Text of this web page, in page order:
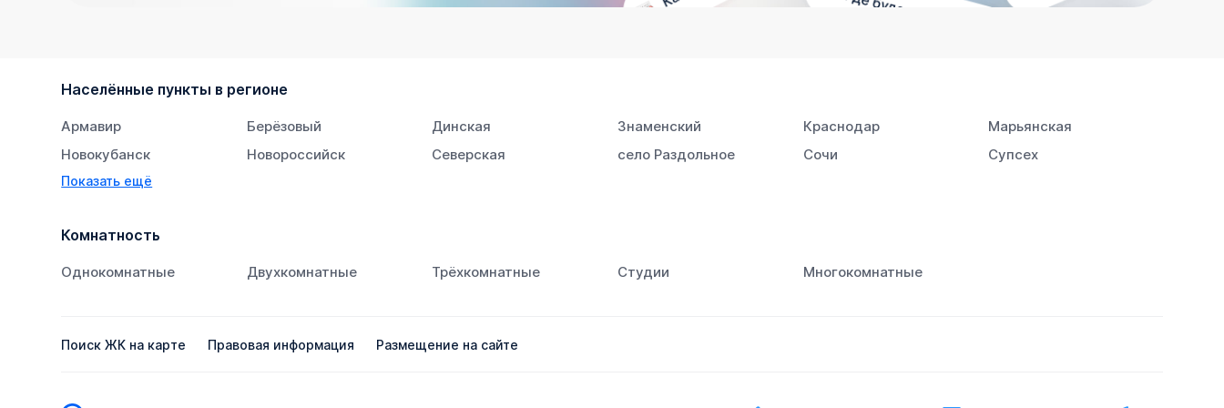
Населённые пункты в регионе
Армавир Берёзовый Динская Знаменский Краснодар
Марьянская
Новокубанск
Новороссийск Северская село Раздольное Сочи
Супсех
Тихорецк
Показать ещё
Комнатность
Однокомнатные Двухкомнатные Трёхкомнатные Студии Многокомнатные
Поиск ЖК на карте Правовая информация Размещение на сайте